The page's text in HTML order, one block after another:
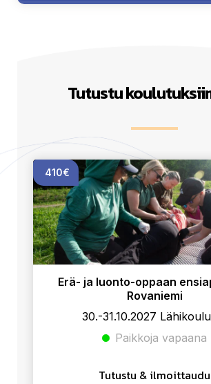
Tutustu
410€
Erä- ja luonto-oppaan
Rovaniemi
30.-31.10.2027
Paikkoja vapaana
Tutustu & ilmoittaudu